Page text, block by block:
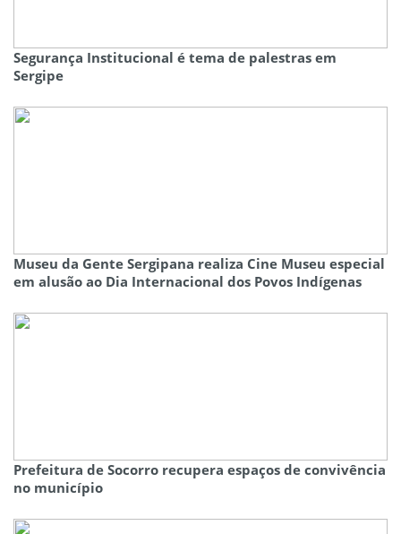
Segurança Institucional é tema de palestras em
Sergipe
Museu da Gente Sergipana realiza Cine Museu especial
em alusão ao Dia Internacional dos Povos Indígenas
Prefeitura de Socorro recupera espaços de convivência
no município